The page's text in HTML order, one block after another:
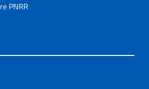
PNRR